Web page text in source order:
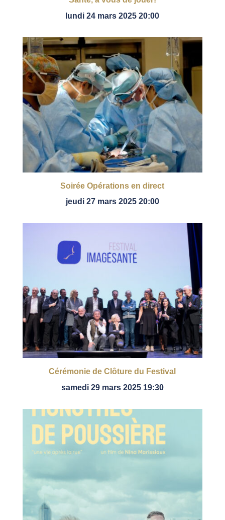
lundi 24 mars 2025 20:00
Soirée Opérations en direct
jeudi 27 mars 2025 20:00
Cérémonie de Clôture du Festival
samedi 29 mars 2025 19:30